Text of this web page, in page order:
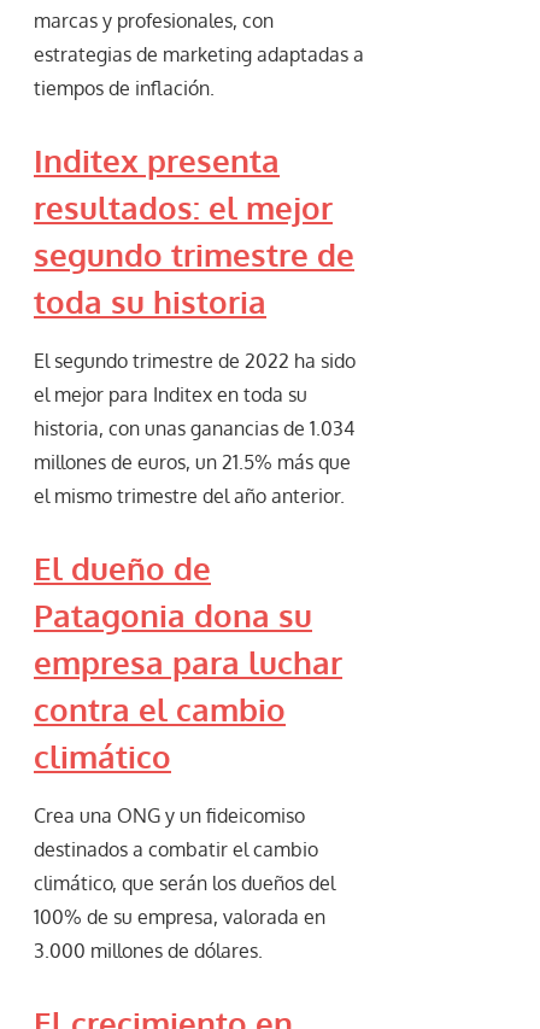
marcas y profesionales, con
estrategias de marketing adaptadas a
tiempos de inflación.
Inditex presenta
resultados: el mejor
segundo trimestre de
toda su historia
El segundo trimestre de 2022 ha sido
el mejor para Inditex en toda su
historia, con unas ganancias de 1.034
millones de euros, un 21.5% más que
el mismo trimestre del año anterior.
El dueño de
Patagonia dona su
empresa para luchar
contra el cambio
climático
Crea una ONG y un fideicomiso
destinados a combatir el cambio
climático, que serán los dueños del
100% de su empresa, valorada en
3.000 millones de dólares.